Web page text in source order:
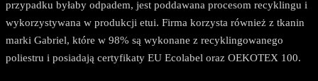
przypadku byłaby odpadem, jest poddawana procesom recyklingu i
wykorzystywana w produkcji etui. Firma korzysta również z tkanin
marki Gabriel, które w 98% są wykonane z recyklingowanego
poliestru i posiadają certyfikaty EU Ecolabel oraz OEKOTEX 100.